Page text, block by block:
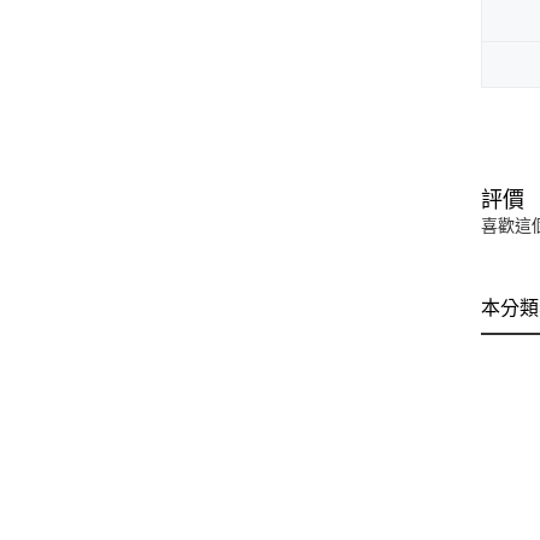
評價
喜歡這
本分